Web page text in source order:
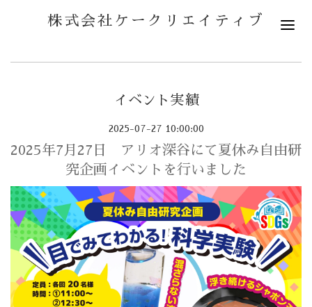
株式会社ケークリエイティブ
イベント実績
2025-07-27 10:00:00
2025年7月27日 アリオ深谷にて夏休み自由研
究企画イベントを行いました